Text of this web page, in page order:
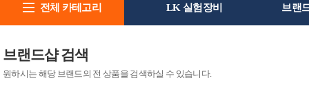
전체 카테고리 LK 실험장비 브랜
브랜드샵 검색
원하시는 해당 브랜드의 전 상품을 검색하실 수 있습니다.